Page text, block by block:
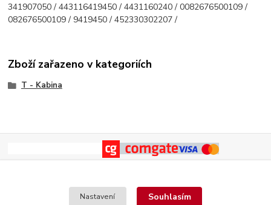
341907050 / 443116419450 / 4431160240 / 0082676500109 /
082676500109 / 9419450 / 452330302207 /
Zboží zařazeno v kategoriích
T - Kabina
Nastavení Souhlasím